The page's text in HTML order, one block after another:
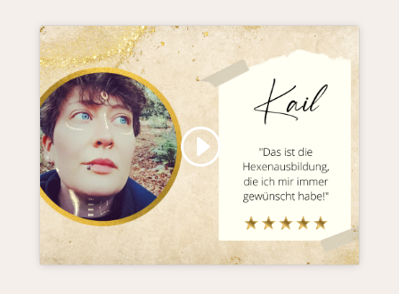
Klicke hier, um Marketing-Cookies zu
akzeptieren und diesen Inhalt zu aktivieren